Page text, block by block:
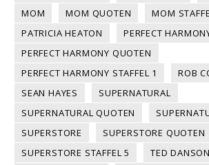
MOM MOM QUOTEN
MOM
PATRICIA HEATON
PERFECT
PERFECT HARMONY QUOTEN
PERFECT HARMONY STAFFEL 1
ROB
SEAN HAYES
SUPERNATURAL
SUPERNATURAL QUOTEN
SUPERSTORE
SUPERSTORE QUOTEN
SUPERSTORE STAFFEL 5
TED DANSON